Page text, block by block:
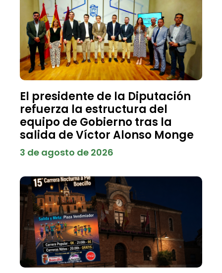
El presidente de la Diputación
refuerza la estructura del
equipo de Gobierno tras la
salida de Víctor Alonso Monge
3 de agosto de 2026